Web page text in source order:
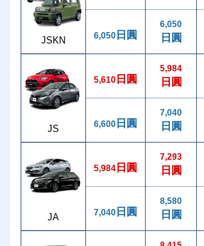
JSKN 6,050 日圓
6,050
日圓
JS
5,610 日圓
5,984
日圓
6,600 日圓
7,040
日圓
JA
5,984 日圓
7,293
日圓
7,040 日圓
8,580
日圓